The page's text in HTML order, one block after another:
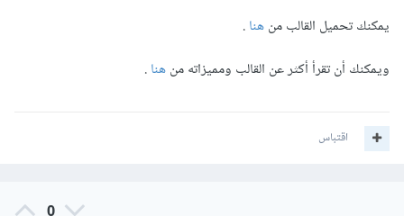
يمكنك تحميل القالب منهنا
ويمكنك أن تقرأ أكثر عن القالب ومميزاته منهنا
اقتباس